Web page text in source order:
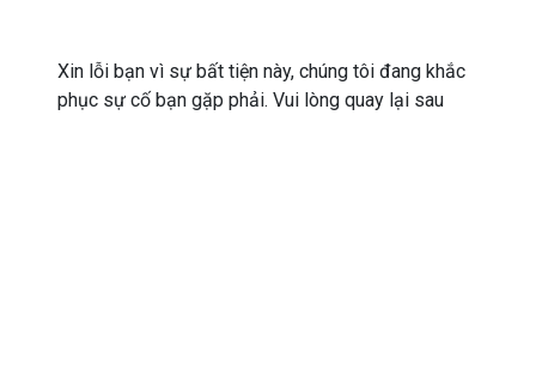
Xin lỗi bạn vì sự bất tiện này, chúng tôi đang khắc
phục sự cố bạn gặp phải. Vui lòng quay lại sau